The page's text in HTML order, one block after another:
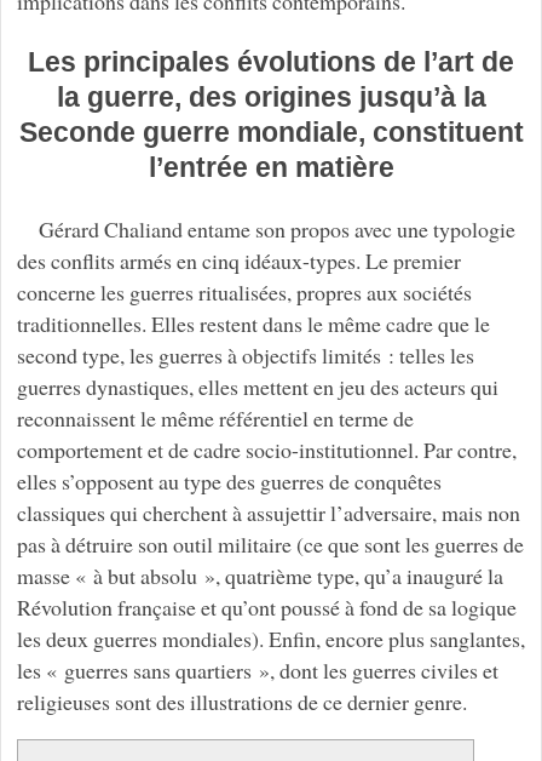
Les principales évolutions de l’art de
la guerre, des origines jusqu’à la
Seconde guerre mondiale, constituent
l’entrée en matière
Gérard Chaliand entame son propos avec une typologie
des conflits armés en cinq idéaux-types. Le premier
concerne les guerres ritualisées, propres aux sociétés
traditionnelles. Elles restent dans le même cadre que le
second type, les guerres à objectifs limités : telles les
guerres dynastiques, elles mettent en jeu des acteurs qui
reconnaissent le même référentiel en terme de
comportement et de cadre socio-institutionnel. Par contre,
elles s’opposent au type des guerres de conquêtes
classiques qui cherchent à assujettir l’adversaire, mais non
pas à détruire son outil militaire (ce que sont les guerres de
masse « à but absolu », quatrième type, qu’a inauguré la
Révolution française et qu’ont poussé à fond de sa logique
les deux guerres mondiales). Enfin, encore plus sanglantes,
les « guerres sans quartiers », dont les guerres civiles et
religieuses sont des illustrations de ce dernier genre.